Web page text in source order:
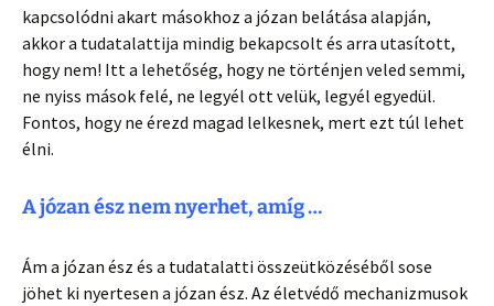
kapcsolódni akart másokhoz a józan belátása alapján,
akkor a tudatalattija mindig bekapcsolt és arra utasított,
hogy nem! Itt a lehetőség, hogy ne történjen veled semmi,
ne nyiss mások felé, ne legyél ott velük, legyél egyedül.
Fontos, hogy ne érezd magad lelkesnek, mert ezt túl lehet
élni.
A józan ész nem nyerhet, amíg …
Ám a józan ész és a tudatalatti összeütközéséből sose
jöhet ki nyertesen a józan ész. Az életvédő mechanizmusok